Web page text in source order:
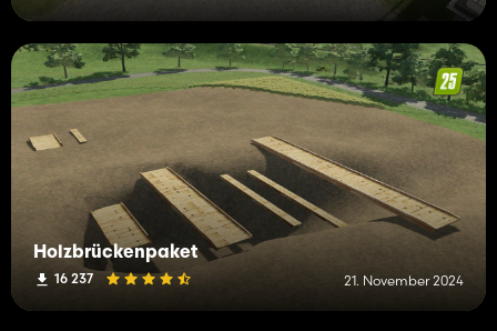
Holzbrückenpaket
16 237 21. November 2024